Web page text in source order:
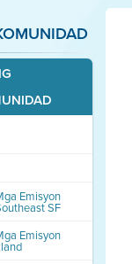
Emisyon
SF
Emisyon